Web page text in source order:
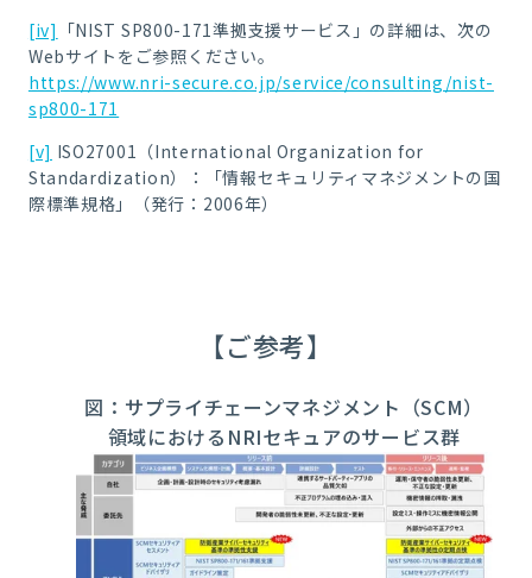
[iv] 「NIST SP800-171準拠支援サービス」の詳細は、次の
Webサイトをご参照ください。
https://www.nri-secure.co.jp/service/consulting/nist-
sp800-171
[v] ISO27001（International Organization for
Standardization）：「情報セキュリティマネジメントの国
際標準規格」（発行：2006年）
【ご参考】
図：サプライチェーンマネジメント（SCM）
領域におけるNRIセキュアのサービス群